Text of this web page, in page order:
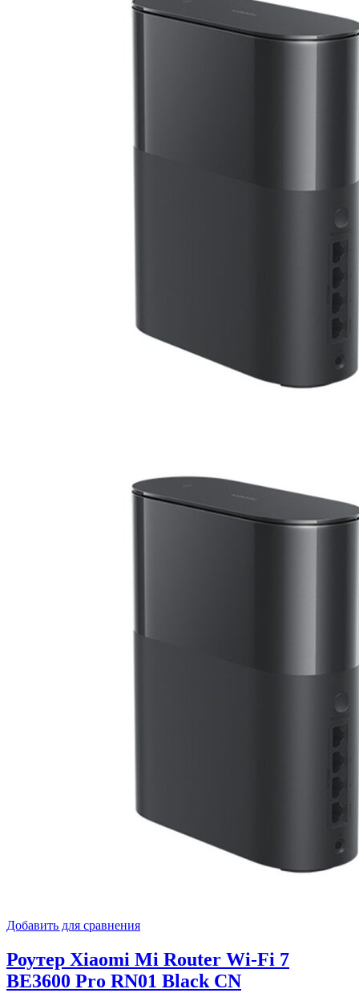
Добавить для сравнения
Роутер Xiaomi Mi Router Wi-Fi 7
BE3600 Pro RN01 Black CN